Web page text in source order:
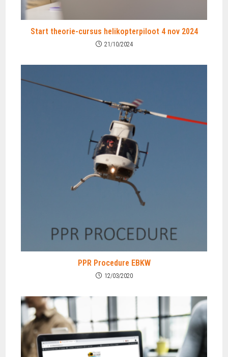
Start theorie-cursus helikopterpiloot 4 nov 2024
21/10/2024
PPR Procedure EBKW
12/03/2020